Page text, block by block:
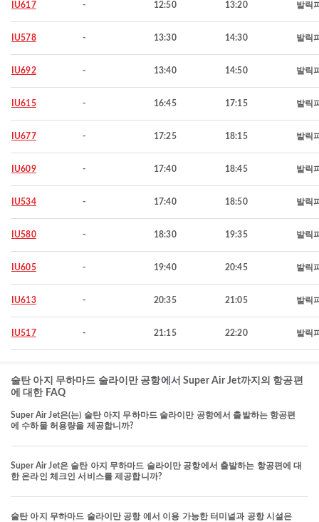
IU617 - 12:50 13:20 발릭
IU578 - 13:30 14:30 발릭
IU692 - 13:40 14:50 발릭
IU615 - 16:45 17:15 발릭
IU677 - 17:25 18:15 발릭
IU609 - 17:40 18:45 발릭
IU534 - 17:40 18:50 발릭
IU580 - 18:30 19:35 발릭
IU605 - 19:40 20:45 발릭
IU613 - 20:35 21:05 발릭
IU517 - 21:15 22:20 발릭
술탄 아지 무하마드 술라이만 공항에서 Super Air Jet까지의 항공편
에 대한 FAQ
Super Air Jet은(는) 술탄 아지 무하마드 술라이만 공항에서 출발하는 항공편
에 수하물 허용량을 제공합니까?
Super Air Jet은 술탄 아지 무하마드 술라이만 공항에서 출발하는 항공편에 대
한 온라인 체크인 서비스를 제공합니까?
술탄 아지 무하마드 술라이만 공항 에서 이용 가능한 터미널과 공항 시설은